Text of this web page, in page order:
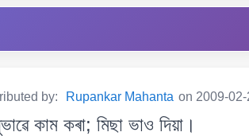
by: Rupankar Mahanta on 2009-02-
কৰা; মিছা ভাও দিয়া।